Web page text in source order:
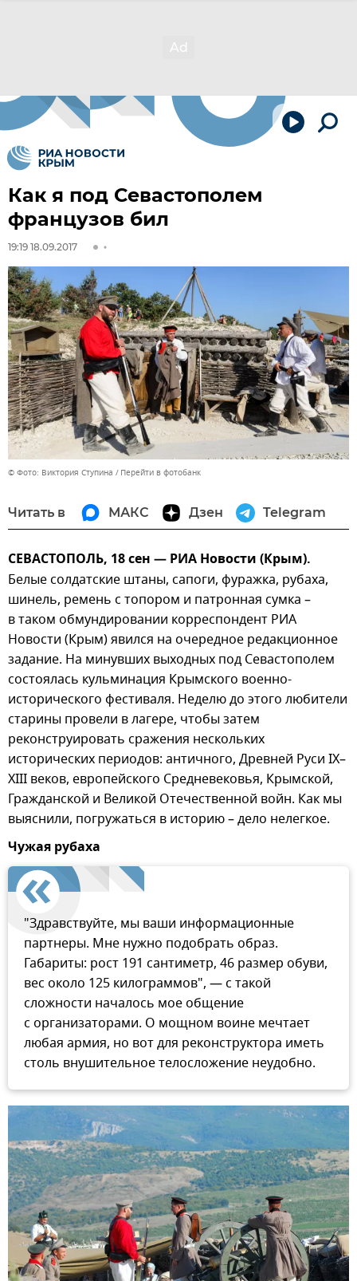
Как я под Севастополем
французов бил
19:19 18.09.2017
© Фото: Виктория Ступина Перейти в фотобанк
Читать в МАКС Дзен Telegram
СЕВАСТОПОЛЬ, 18 сен — РИА Новости (Крым).
Белые солдатские штаны, сапоги, фуражка, рубаха,
шинель, ремень с топором и патронная сумка –
в таком обмундировании корреспондент РИА
Новости (Крым) явился на очередное редакционное
задание. На минувших выходных под Севастополем
состоялась кульминация Крымского военно-
исторического фестиваля. Неделю до этого любители
старины провели в лагере, чтобы затем
реконструировать сражения нескольких
исторических периодов: античного, Древней Руси IX–
XIII веков, европейского Средневековья, Крымской,
Гражданской и Великой Отечественной войн. Как мы
выяснили, погружаться в историю – дело нелегкое.
Чужая рубаха
"Здравствуйте, мы ваши информационные
партнеры. Мне нужно подобрать образ.
Габариты: рост 191 сантиметр, 46 размер обуви,
вес около 125 килограммов", — с такой
сложности началось мое общение
с организаторами. О мощном воине мечтает
любая армия, но вот для реконструктора иметь
столь внушительное телосложение неудобно.